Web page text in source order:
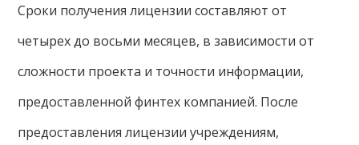
Сроки получения лицензии составляют от
четырех до восьми месяцев, в зависимости от
сложности проекта и точности информации,
предоставленной финтех компанией. После
предоставления лицензии учреждениям,